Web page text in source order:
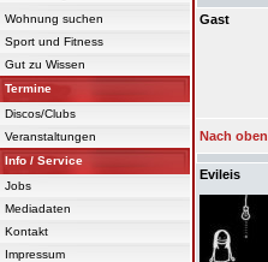
Wohnung suchen
Sport und Fitness
Gut zu Wissen
Termine
Discos/Clubs
Veranstaltungen
Info / Service
Jobs
Mediadaten
Kontakt
Impressum
Gast
Nach oben
Evileis